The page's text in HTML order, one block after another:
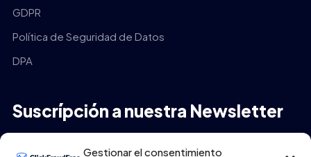
Gestionar el consentimiento
GDPR
Política de Seguridad de Datos
DPA
Suscrípción a nuestra Newsletter
Tu Email